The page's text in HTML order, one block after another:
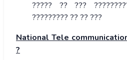
????? ?? ???
????????? ?? ?? ???
National Tele
?